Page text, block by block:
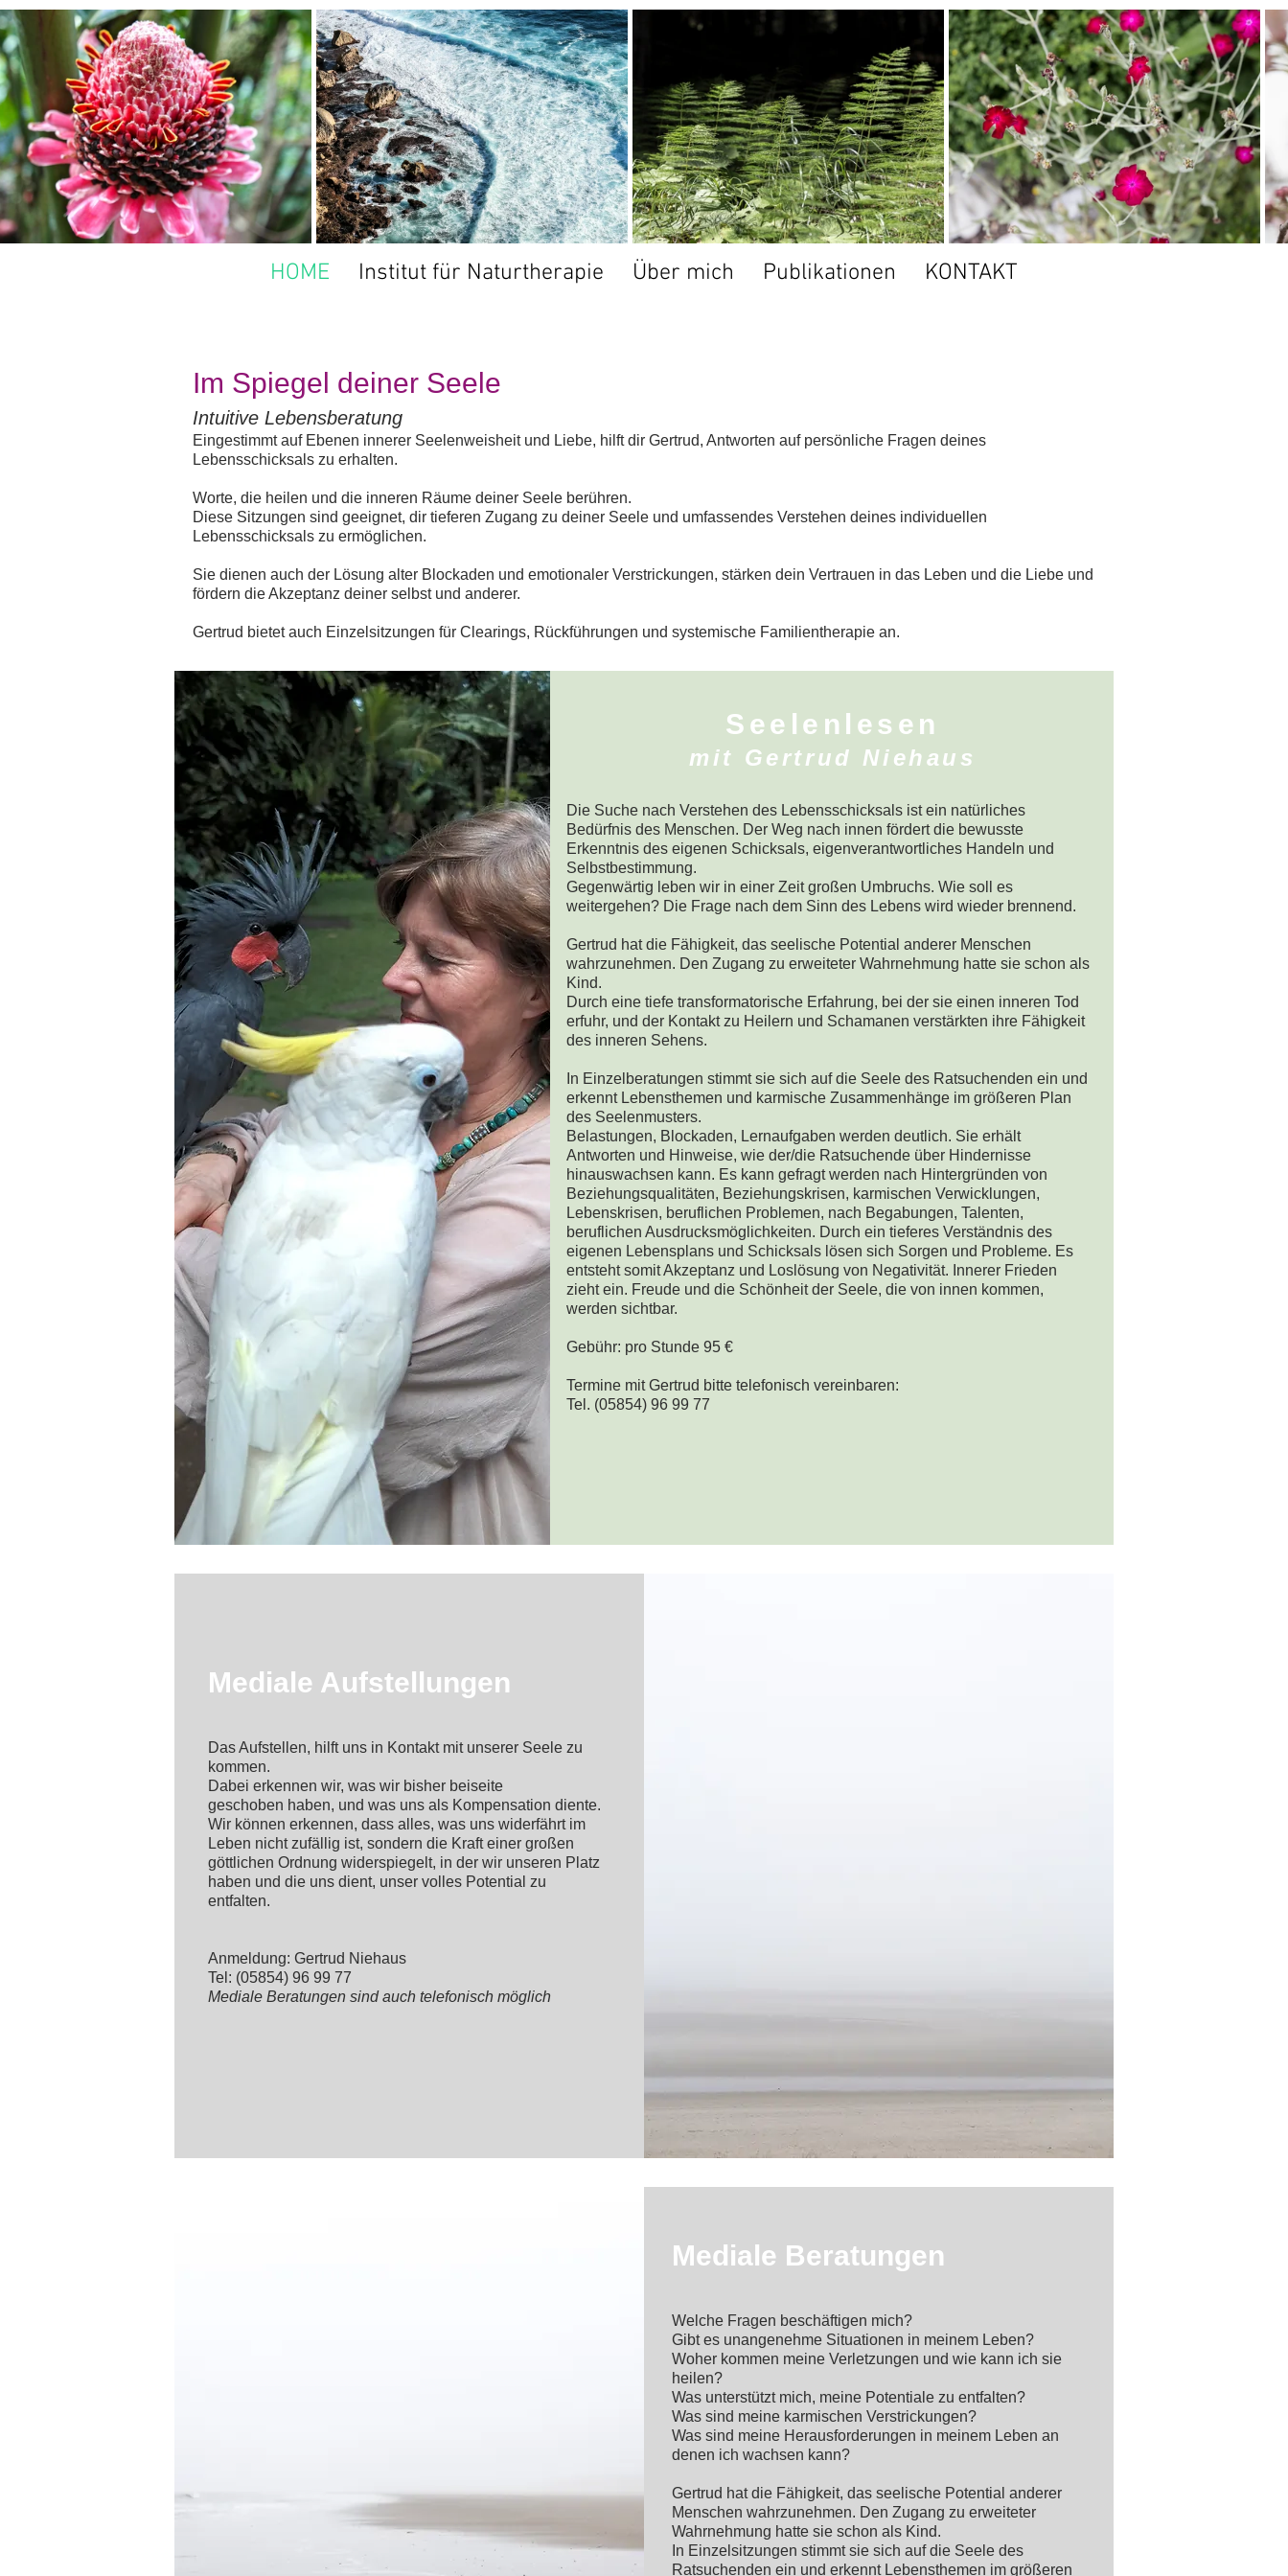
HOME Institut für Naturtherapie Über mich Publikationen KONTAKT
Im Spiegel deiner Seele
Intuitive Lebensberatung
Eingestimmt auf Ebenen innerer Seelenweisheit und Liebe, hilft dir Gertrud, Antworten auf persönliche Fragen deines
Lebensschicksals zu erhalten.
Worte, die heilen und die inneren Räume deiner Seele berühren.
Diese Sitzungen sind geeignet, dir tieferen Zugang zu deiner Seele und umfassendes Verstehen deines individuellen
Lebensschicksals zu ermöglichen.
Sie dienen auch der Lösung alter Blockaden und emotionaler Verstrickungen, stärken dein Vertrauen in das Leben und die Liebe und
fördern die Akzeptanz deiner selbst und anderer.
Gertrud bietet auch Einzelsitzungen für Clearings, Rückführungen und systemische Familientherapie an.
Seelenlesen
mit Gertrud Niehaus
Die Suche nach Verstehen des Lebensschicksals ist ein natürliches
Bedürfnis des Menschen. Der Weg nach innen fördert die bewusste
Erkenntnis des eigenen Schicksals, eigenverantwortliches Handeln und
Selbstbestimmung.
Gegenwärtig leben wir in einer Zeit großen Umbruchs. Wie soll es
weitergehen? Die Frage nach dem Sinn des Lebens wird wieder brennend.
Gertrud hat die Fähigkeit, das seelische Potential anderer Menschen
wahrzunehmen. Den Zugang zu erweiteter Wahrnehmung hatte sie schon als
Kind.
Durch eine tiefe transformatorische Erfahrung, bei der sie einen inneren Tod
erfuhr, und der Kontakt zu Heilern und Schamanen verstärkten ihre Fähigkeit
des inneren Sehens.
In Einzelberatungen stimmt sie sich auf die Seele des Ratsuchenden ein und
erkennt Lebensthemen und karmische Zusammenhänge im größeren Plan
des Seelenmusters.
Belastungen, Blockaden, Lernaufgaben werden deutlich. Sie erhält
Antworten und Hinweise, wie der/die Ratsuchende über Hindernisse
hinauswachsen kann. Es kann gefragt werden nach Hintergründen von
Beziehungsqualitäten, Beziehungskrisen, karmischen Verwicklungen,
Lebenskrisen, beruflichen Problemen, nach Begabungen, Talenten,
beruflichen Ausdrucksmöglichkeiten. Durch ein tieferes Verständnis des
eigenen Lebensplans und Schicksals lösen sich Sorgen und Probleme. Es
entsteht somit Akzeptanz und Loslösung von Negativität. Innerer Frieden
zieht ein. Freude und die Schönheit der Seele, die von innen kommen,
werden sichtbar.
Gebühr: pro Stunde 95 €
Termine mit Gertrud bitte telefonisch vereinbaren:
Tel. (05854) 96 99 77
Mediale Aufstellungen
Das Aufstellen, hilft uns in Kontakt mit unserer Seele zu
kommen.
Dabei erkennen wir, was wir bisher beiseite
geschoben haben, und was uns als Kompensation diente.
Wir können erkennen, dass alles, was uns widerfährt im
Leben nicht zufällig ist, sondern die Kraft einer großen
göttlichen Ordnung widerspiegelt, in der wir unseren Platz
haben und die uns dient, unser volles Potential zu
entfalten.
Anmeldung: Gertrud Niehaus
Tel: (05854) 96 99 77
Mediale Beratungen sind auch telefonisch möglich
Mediale Beratungen
Welche Fragen beschäftigen mich?
Gibt es unangenehme Situationen in meinem Leben?
Woher kommen meine Verletzungen und wie kann ich sie
heilen?
Was unterstützt mich, meine Potentiale zu entfalten?
Was sind meine karmischen Verstrickungen?
Was sind meine Herausforderungen in meinem Leben an
denen ich wachsen kann?
Gertrud hat die Fähigkeit, das seelische Potential anderer
Menschen wahrzunehmen. Den Zugang zu erweiteter
Wahrnehmung hatte sie schon als Kind.
In Einzelsitzungen stimmt sie sich auf die Seele des
Ratsuchenden ein und erkennt Lebensthemen im größeren